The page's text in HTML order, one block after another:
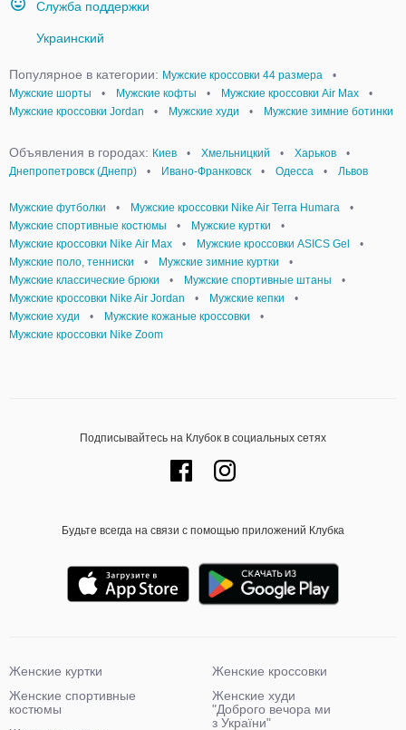
Служба поддержки
Украинский
Популярное в категории: Мужские кроссовки 44 размера
•
Мужские шорты
• Мужские кофты • Мужские кроссовки Air Max
•
Мужские кроссовки Jordan
• Мужские худи • Мужские зимние ботинки
Объявления в городах: Киев • Хмельницкий • Харьков
•
Днепропетровск (Днепр)
• Ивано-Франковск • Одесса • Львов
Мужские футболки • Мужские кроссовки Nike Air Terra Humara
•
Мужские спортивные костюмы
• Мужские куртки
•
Мужские кроссовки Nike Аir Мax
• Мужские кроссовки ASICS Gel
•
Мужские поло, тенниски
• Мужские зимние куртки
•
Мужские классические брюки
• Мужские спортивные штаны
•
Мужские кроссовки Nike Air Jordan
• Мужские кепки
•
Мужские худи
• Мужские кожаные кроссовки
•
Мужские кроссовки Nike Zoom
Подписывайтесь на Клубок в социальных сетях
Будьте всегда на связи с помощью приложений Клубка
Женские куртки
Женские спортивные
костюмы
Женские кроссовки
Женские худи
"Доброго вечора ми
з України"